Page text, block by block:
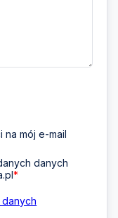
na mój e-mail
danych
*